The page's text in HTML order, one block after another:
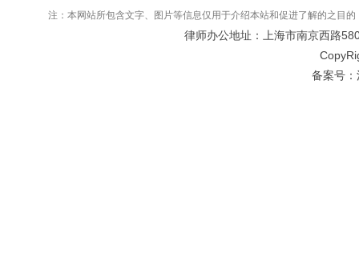
注：本网站所包含文字、图片等信息仅用于介绍本站和促进了解的之目
律师办公地址：上海市南京西路
备案号：